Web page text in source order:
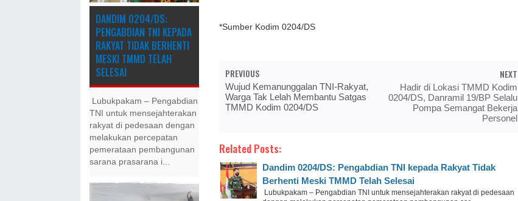
DANDIM 0204/DS:
PENGABDIAN TNI KEPADA
RAKYAT TIDAK BERHENTI
MESKI ​TMMD TELAH
SELESAI
Lubukpakam – Pengabdian
TNI untuk mensejahterakan
rakyat di pedesaan dengan
melakukan percepatan
pemerataan pembangunan
sarana prasarana i...
*Sumber Kodim 0204/DS
PREVIOUS
Wujud Kemanunggalan TNI-Rakyat,
Warga Tak Lelah Membantu Satgas
TMMD Kodim 0204/DS
NEXT
Hadir di Lokasi TMMD Kodim
0204/DS, Danramil 19/BP Selalu
Pompa Semangat Bekerja
Personel
Related Posts:
Dandim 0204/DS: Pengabdian TNI kepada Rakyat Tidak
Berhenti Meski ​TMMD Telah Selesai
Lubukpakam – Pengabdian TNI untuk mensejahterakan rakyat di pedesaan